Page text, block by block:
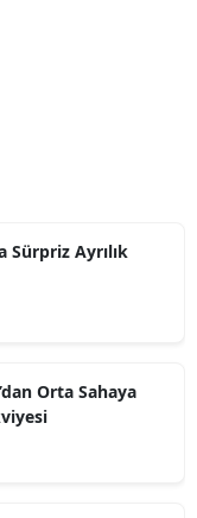
Sürpriz Ayrılık
Orta Sahaya